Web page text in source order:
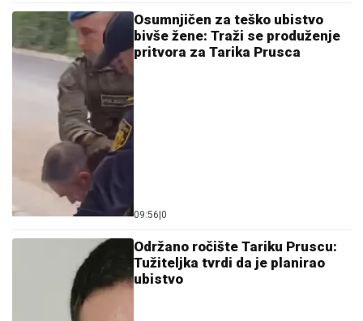
Osumnjičen za teško ubistvo
bivše žene: Traži se produženje
pritvora za Tarika Prusca
09:56 0
Održano ročište Tariku Pruscu:
Tužiteljka tvrdi da je planirao
ubistvo